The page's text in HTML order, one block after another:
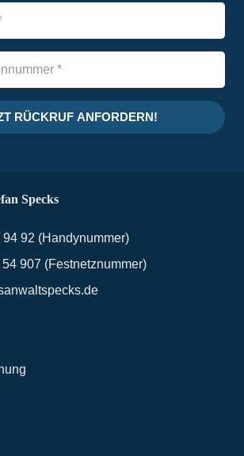
RÜCKRUF ANFORDERN!
Specks
92 (Handynummer)
907 (Festnetznummer)